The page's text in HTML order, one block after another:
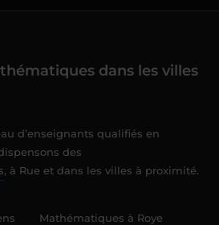
dans les villes
d’enseignants qualifiés en
des
, à Rue et dans les villes à proximité.
Mathématiques à Roye